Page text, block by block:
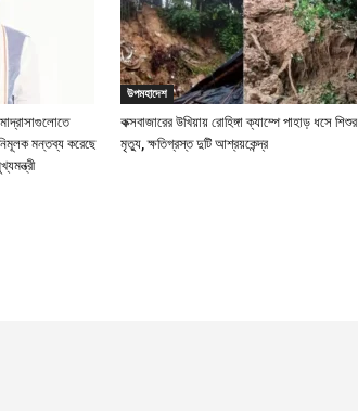
মন্তব্য করেছে
উপমহাদেশ
কক্সবাজারের উখিয়ায় রোহিঙ্গা ক্যাম্পে পাহাড় ধসে শিশুর
মৃত্যু, ক্ষতিগ্রস্ত দুটি আশ্রয়কেন্দ্র